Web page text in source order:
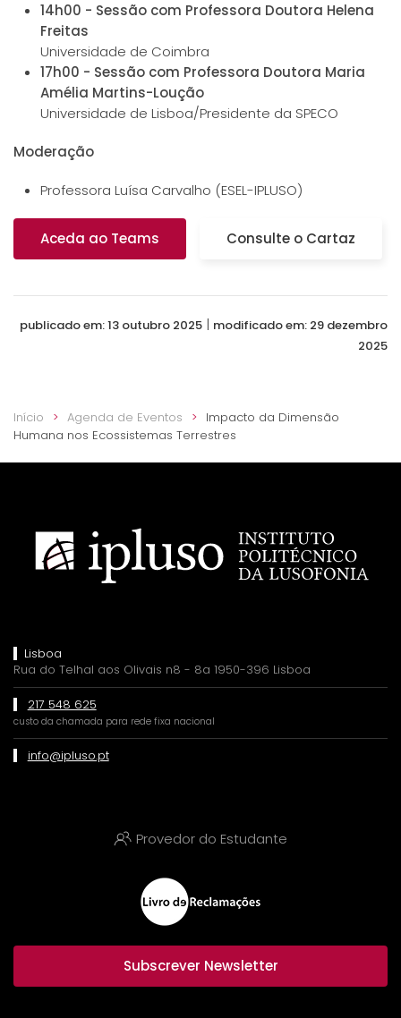
14h00 - Sessão com Professora Doutora Helena
Freitas
Universidade de Coimbra
17h00 - Sessão com Professora Doutora Maria
Amélia Martins-Loução
Universidade de Lisboa/Presidente da SPECO
Moderação
Professora Luísa Carvalho (ESEL-IPLUSO)
Aceda ao Teams Consulte o Cartaz
publicado em: 13 outubro 2025 | modificado em: 29 dezembro
2025
Início Agenda de Eventos
Impacto da Dimensão
Humana nos Ecossistemas Terrestres
Lisboa
Rua do Telhal aos Olivais n8 - 8a 1950-396 Lisboa
217 548 625
custo da chamada para rede fixa nacional
info@ipluso.pt
Provedor do Estudante
Subscrever Newsletter